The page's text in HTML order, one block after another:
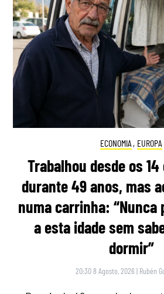
ECONOMIA , EUROPA
Trabalhou desde os
durante 49 anos, mas
numa carrinha: “Nunca
a esta idade sem
dormir”
20:30 8 Agosto, 2026 | Rubén